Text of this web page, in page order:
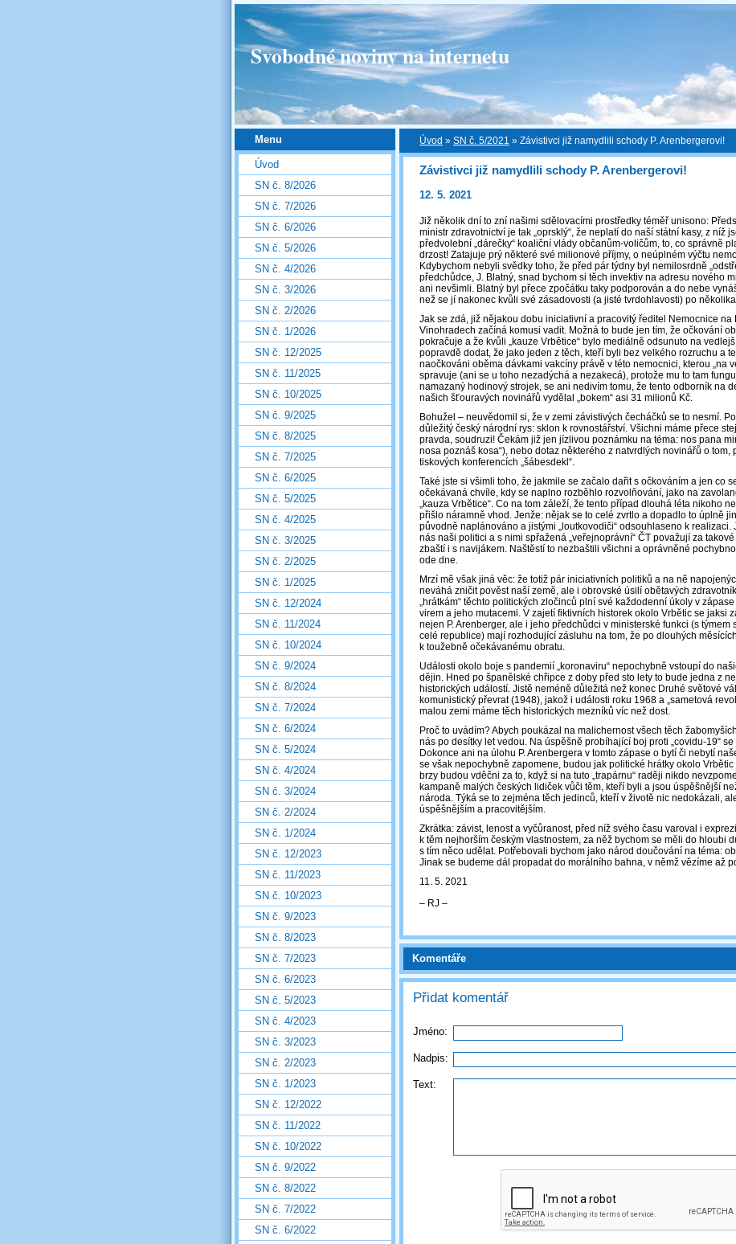
Svobodné noviny na internetu
Úvod » SN č. 5/2021 » Závistivci již namydlili schody P. Arenbergerovi!
Závistivci již namydlili schody P. Arenbergerovi!
12. 5. 2021
Již několik dní to zní našimi sdělovacími prostředky téměř unisono:
ministr zdravotnictví je tak „oprsklý“, že neplatí do naší státní kasy, z níž
předvolební „dárečky“ koaliční vlády občanům-voličům, to, co správně
drzost! Zatajuje prý některé své milionové příjmy, o neúplném výčtu
Kdybychom nebyli svědky toho, že před pár týdny byl nemilosrdně
předchůdce, J. Blatný, snad bychom si těch invektiv na adresu nového
ani nevšimli. Blatný byl přece zpočátku taky podporován a do nebe
než se jí nakonec kvůli své zásadovosti (a jisté tvrdohlavosti) po
Jak se zdá, již nějakou dobu iniciativní a pracovitý ředitel Nemocnice na
Vinohradech začíná komusi vadit. Možná to bude jen tím, že očkování
pokračuje a že kvůli „kauze Vrbětice“ bylo mediálně odsunuto na
popravdě dodat, že jako jeden z těch, kteří byli bez velkého rozruchu a
naočkováni oběma dávkami vakcíny právě v této nemocnici, kterou „na
spravuje (ani se u toho nezadýchá a nezakecá), protože mu to tam
namazaný hodinový strojek, se ani nedivím tomu, že tento odborník na
našich šťouravých novinářů vydělal „bokem“ asi 31 milionů Kč.
Bohužel – neuvědomil si, že v zemi závistivých čecháčků se to nesmí.
důležitý český národní rys: sklon k rovnostářství. Všichni máme přece
pravda, soudruzi! Čekám již jen jízlivou poznámku na téma: nos pana
nosa poznáš kosa“), nebo dotaz některého z natvrdlých novinářů o tom,
tiskových konferencích „šábesdekl“.
Také jste si všimli toho, že jakmile se začalo dařit s očkováním a jen co
očekávaná chvíle, kdy se naplno rozběhlo rozvolňování, jako na
„kauza Vrbětice“. Co na tom záleží, že tento případ dlouhá léta nikoho
přišlo náramně vhod. Jenže: nějak se to celé zvrtlo a dopadlo to úplně
původně naplánováno a jistými „loutkovodiči“ odsouhlaseno k realizaci.
nás naši politici a s nimi spřažená „veřejnoprávní“ ČT považují za
zbaští i s navijákem. Naštěstí to nezbaštili všichni a oprávněné
ode dne.
Mrzí mě však jiná věc: že totiž pár iniciativních politiků a na ně
neváhá zničit pověst naší země, ale i obrovské úsilí obětavých
„hrátkám“ těchto politických zločinců plní své každodenní úkoly v
virem a jeho mutacemi. V zajetí fiktivních historek okolo Vrbětic se jaksi
nejen P. Arenberger, ale i jeho předchůdci v ministerské funkci (s týmem
celé republice) mají rozhodující zásluhu na tom, že po dlouhých
k toužebně očekávanému obratu.
Události okolo boje s pandemií „koronaviru“ nepochybně vstoupí do
dějin. Hned po španělské chřipce z doby před sto lety to bude jedna z
historických událostí. Jistě neméně důležitá než konec Druhé světové
komunistický převrat (1948), jakož i události roku 1968 a „sametová
malou zemi máme těch historických mezníků víc než dost.
Proč to uvádím? Abych poukázal na malichernost všech těch
nás po desítky let vedou. Na úspěšně probíhající boj proti „covidu-19“
Dokonce ani na úlohu P. Arenbergera v tomto zápase o bytí či nebytí
se však nepochybně zapomene, budou jak politické hrátky okolo
brzy budou vděčni za to, když si na tuto „trapárnu“ raději nikdo
kampaně malých českých lidiček vůči těm, kteří byli a jsou úspěšnější
národa. Týká se to zejména těch jedinců, kteří v životě nic nedokázali,
úspěšnějším a pracovitějším.
Zkrátka: závist, lenost a vyčůranost, před níž svého času varoval i
k těm nejhorším českým vlastnostem, za něž bychom se měli do hloubi
s tím něco udělat. Potřebovali bychom jako národ doučování na téma:
Jinak se budeme dál propadat do morálního bahna, v němž vězíme až
11. 5. 2021
‒ RJ ‒
Komentáře
Přidat komentář
Jméno:
Nadpis:
Text:
Menu
Úvod
SN č. 8/2026
SN č. 7/2026
SN č. 6/2026
SN č. 5/2026
SN č. 4/2026
SN č. 3/2026
SN č. 2/2026
SN č. 1/2026
SN č. 12/2025
SN č. 11/2025
SN č. 10/2025
SN č. 9/2025
SN č. 8/2025
SN č. 7/2025
SN č. 6/2025
SN č. 5/2025
SN č. 4/2025
SN č. 3/2025
SN č. 2/2025
SN č. 1/2025
SN č. 12/2024
SN č. 11/2024
SN č. 10/2024
SN č. 9/2024
SN č. 8/2024
SN č. 7/2024
SN č. 6/2024
SN č. 5/2024
SN č. 4/2024
SN č. 3/2024
SN č. 2/2024
SN č. 1/2024
SN č. 12/2023
SN č. 11/2023
SN č. 10/2023
SN č. 9/2023
SN č. 8/2023
SN č. 7/2023
SN č. 6/2023
SN č. 5/2023
SN č. 4/2023
SN č. 3/2023
SN č. 2/2023
SN č. 1/2023
SN č. 12/2022
SN č. 11/2022
SN č. 10/2022
SN č. 9/2022
SN č. 8/2022
SN č. 7/2022
SN č. 6/2022